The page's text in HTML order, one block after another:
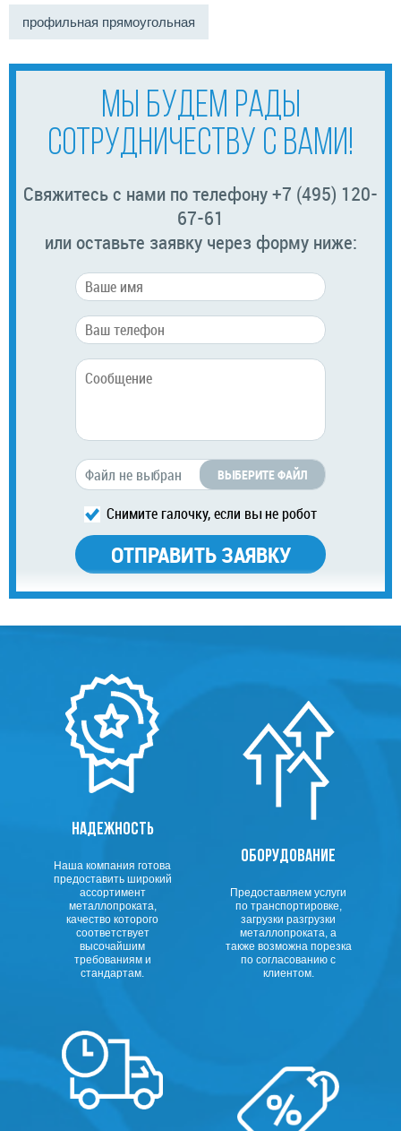
профильная прямоугольная
МЫ БУДЕМ РАДЫ
СОТРУДНИЧЕСТВУ С ВАМИ!
Свяжитесь с нами по телефону +7 (495) 120-
67-61
или оставьте заявку через форму ниже:
ВЫБЕРИТЕ ФАЙЛ
Снимите галочку, если вы не робот
НАДЕЖНОСТЬ
Наша компания готова
предоставить широкий
ассортимент
металлопроката,
качество которого
соответствует
высочайшим
требованиям и
стандартам.
ОБОРУДОВАНИЕ
Предоставляем услуги
по транспортировке,
загрузки разгрузки
металлопроката, а
также возможна порезка
по согласованию с
клиентом.